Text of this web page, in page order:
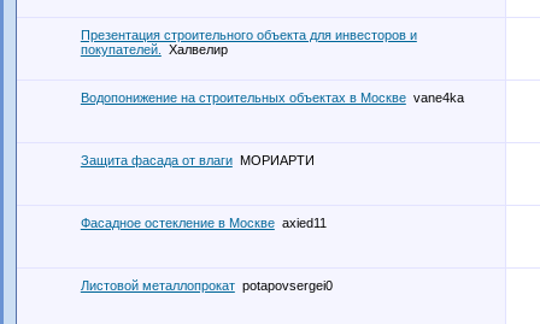
Презентация строительного объекта для инвесторов и
покупателей.
Халвелир
Водопонижение на строительных объектах в Москве vane4ka
Защита фасада от влаги МОРИАРТИ
Фасадное остекление в Москве axied11
Листовой металлопрокат potapovsergei0